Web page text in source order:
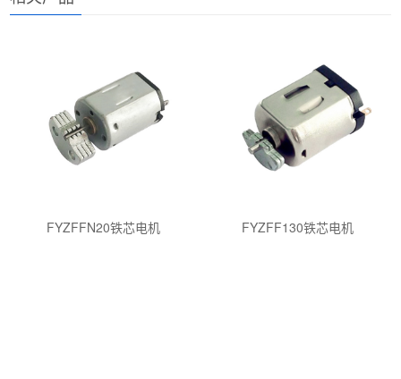
FYZFFN20铁芯电机 FYZFF130铁芯电机